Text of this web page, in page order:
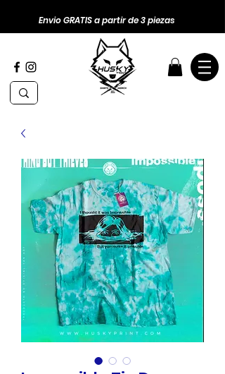
Envio GRATIS a partir de 3 piezas